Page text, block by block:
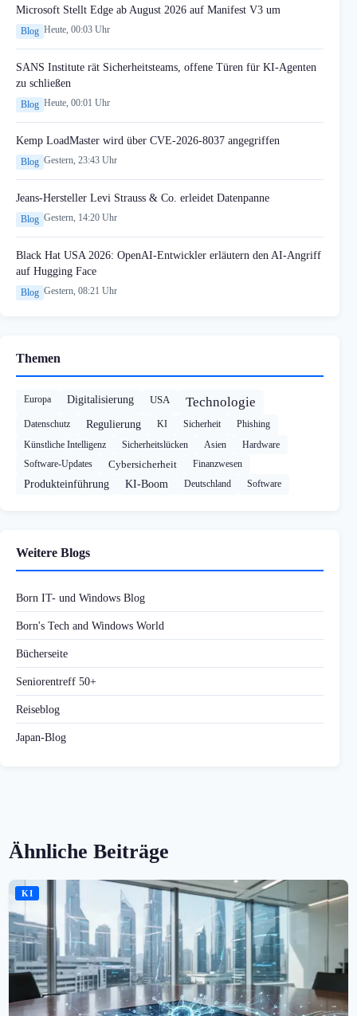
Microsoft Stellt Edge ab August 2026 auf Manifest V3 um
Blog Heute, 00:03 Uhr
SANS Institute rät Sicherheitsteams, offene Türen für KI-Agenten
zu schließen
Blog Heute, 00:01 Uhr
Kemp LoadMaster wird über CVE-2026-8037 angegriffen
Blog Gestern, 23:43 Uhr
Jeans-Hersteller Levi Strauss & Co. erleidet Datenpanne
Blog Gestern, 14:20 Uhr
Black Hat USA 2026: OpenAI-Entwickler erläutern den AI-Angriff
auf Hugging Face
Blog Gestern, 08:21 Uhr
Themen
Europa Digitalisierung USA Technologie
Datenschutz Regulierung KI Sicherheit
Phishing
Künstliche Intelligenz
Sicherheitslücken Asien
Hardware
Software-Updates
Cybersicherheit Finanzwesen
Produkteinführung KI-Boom Deutschland Software
Weitere Blogs
Born IT- und Windows Blog
Born's Tech and Windows World
Bücherseite
Seniorentreff 50+
Reiseblog
Japan-Blog
Ähnliche Beiträge
KI